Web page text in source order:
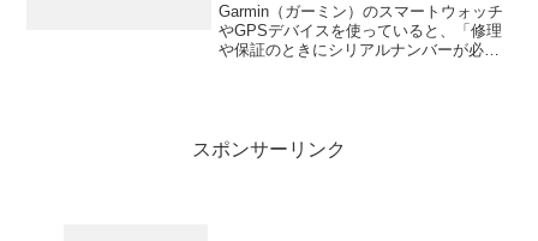
Garmin（ガーミン）のスマートウォッチ
やGPSデバイスを使っていると、「修理
や保証のときにシリアルナンバーが必
スポンサーリンク